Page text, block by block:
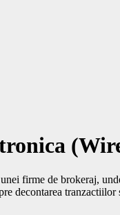
firme de brokeraj,
decontarea